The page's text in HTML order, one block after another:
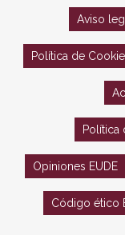
Aviso
Política de
Política
Opiniones EUDE
Código ético